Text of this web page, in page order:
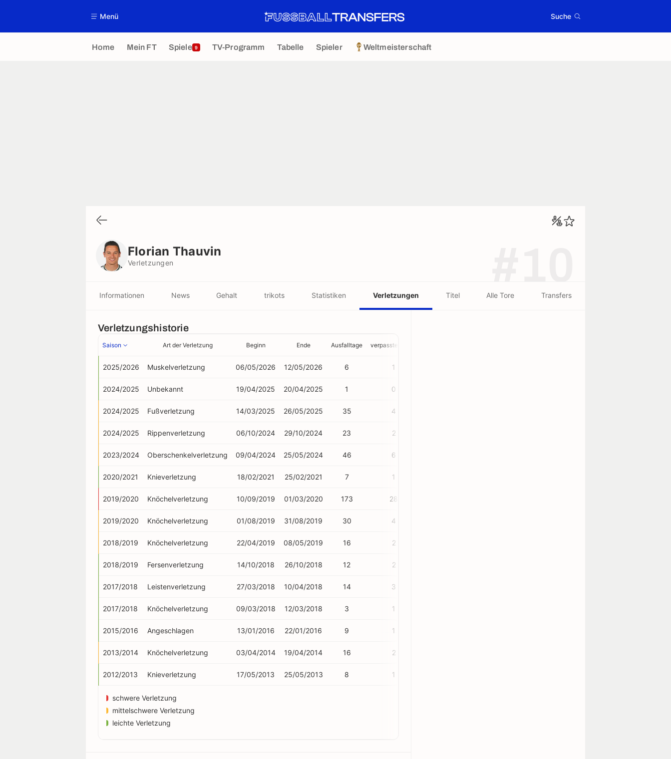
Menü Suche
Home Mein FT Spiele 9 TV-Programm Tabelle Spieler Weltmeisterschaft
Florian Thauvin
Verletzungen
Informationen News Gehalt trikots Statistiken Verletzungen Titel Alle Tore Transfers
Verletzungshistorie
Saison Art der Verletzung Beginn Ende Ausfalltage verpasste Spiele
2025/2026 Muskelverletzung 06/05/2026 12/05/2026 6 1
2024/2025 Unbekannt 19/04/2025 20/04/2025 1 0
2024/2025 Fußverletzung 14/03/2025 26/05/2025 35 4
2024/2025 Rippenverletzung 06/10/2024 29/10/2024 23 2
2023/2024 Oberschenkelverletzung 09/04/2024 25/05/2024 46 6
2020/2021 Knieverletzung 18/02/2021 25/02/2021 7 1
2019/2020 Knöchelverletzung 10/09/2019 01/03/2020 173 28
2019/2020 Knöchelverletzung 01/08/2019 31/08/2019 30 4
2018/2019 Knöchelverletzung 22/04/2019 08/05/2019 16 2
2018/2019 Fersenverletzung 14/10/2018 26/10/2018 12 2
2017/2018 Leistenverletzung 27/03/2018 10/04/2018 14 3
2017/2018 Knöchelverletzung 09/03/2018 12/03/2018 3 1
2015/2016 Angeschlagen 13/01/2016 22/01/2016 9 1
2013/2014 Knöchelverletzung 03/04/2014 19/04/2014 16 2
2012/2013 Knieverletzung 17/05/2013 25/05/2013 8 1
schwere Verletzung
mittelschwere Verletzung
leichte Verletzung